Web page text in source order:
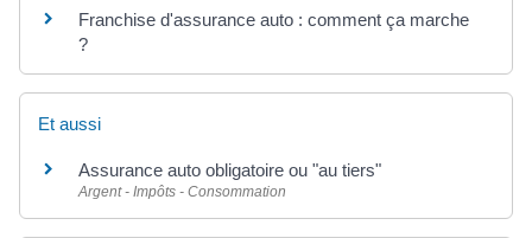
Franchise d'assurance auto : comment ça marche
?
Et aussi
Assurance auto obligatoire ou "au tiers"
Argent - Impôts - Consommation